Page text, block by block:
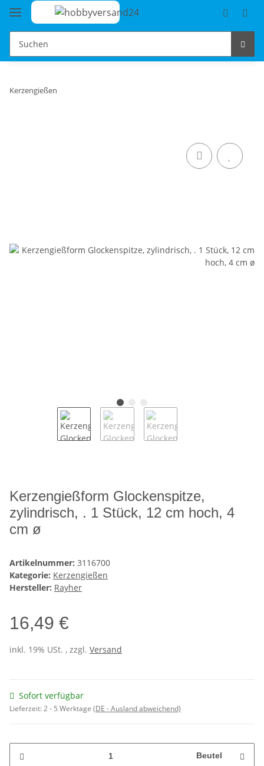
Kerzengießen
Kerzengießform Glockenspitze,
zylindrisch, . 1 Stück, 12 cm hoch, 4
cm ø
Artikelnummer: 3116700
Kategorie: Kerzengießen
Hersteller: Rayher
16,49 €
inkl. 19% USt. , zzgl. Versand
Sofort verfügbar
Lieferzeit:2 - 5 Werktage (DE - Ausland abweichend)
Beutel